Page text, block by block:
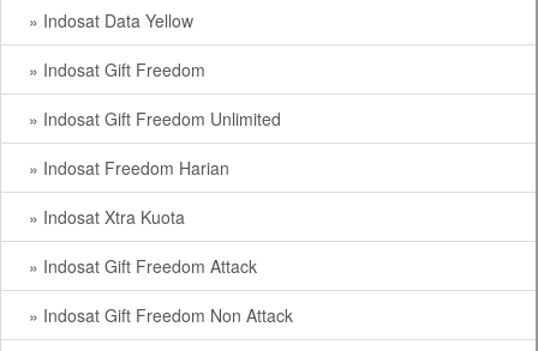
» Indosat Data Yellow
» Indosat Gift Freedom
» Indosat Gift Freedom Unlimited
» Indosat Freedom Harian
» Indosat Xtra Kuota
» Indosat Gift Freedom Attack
» Indosat Gift Freedom Non Attack